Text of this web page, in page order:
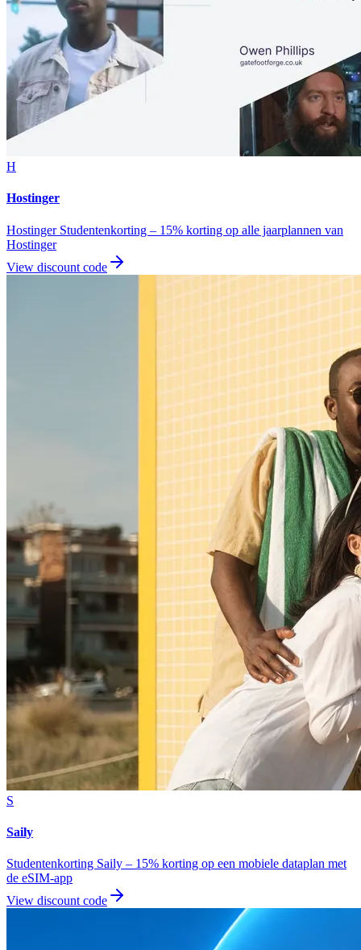
H
Hostinger
Hostinger Studentenkorting – 15% korting op alle jaarplannen van
Hostinger
View discount code
S
Saily
Studentenkorting Saily – 15% korting op een mobiele dataplan met
de eSIM-app
View discount code